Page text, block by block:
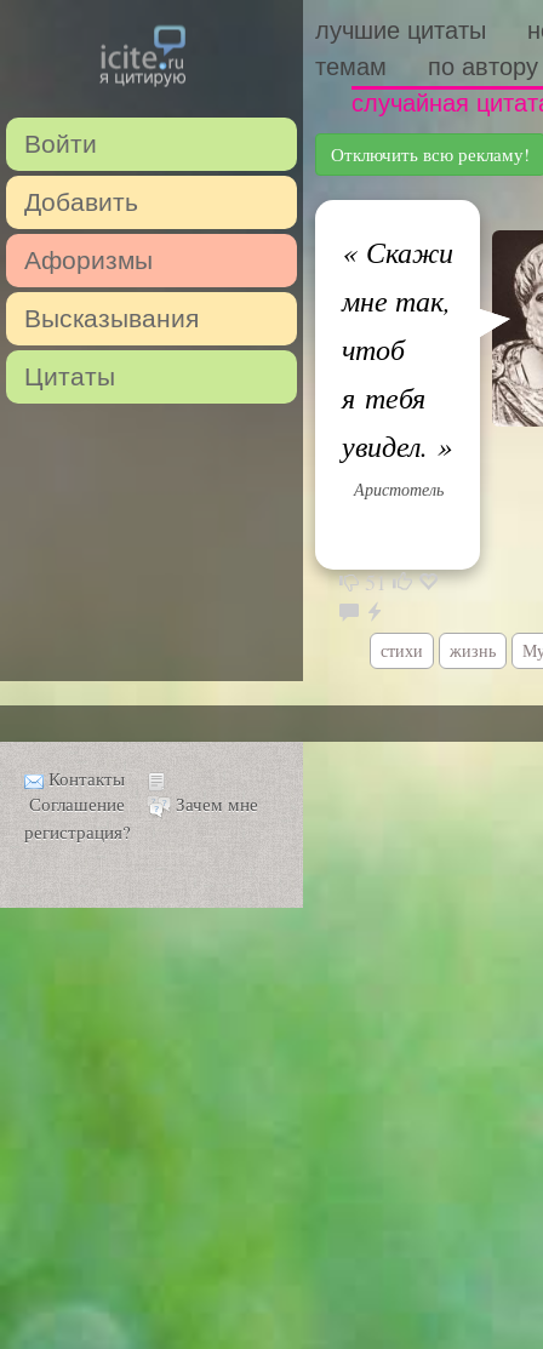
Войти
Добавить
Афоризмы
Высказывания
Цитаты
лучшие цитаты
темам
по автору
случайная
Отключить всю рекламу!
«Скажи
мне так,
чтоб
я тебя
увидел. »
Аристотель
51
стихи жизнь
Контакты
Соглашение
Зачем мне
регистрация?